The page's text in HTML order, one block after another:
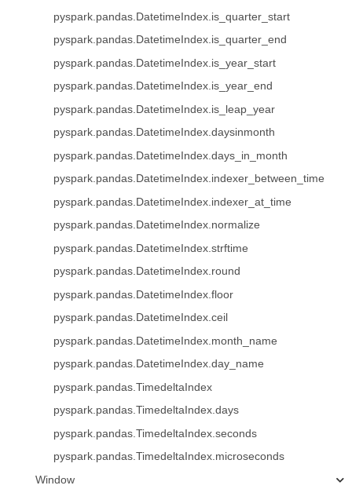
pyspark.pandas.DatetimeIndex.is_quarter_start
pyspark.pandas.DatetimeIndex.is_quarter_end
pyspark.pandas.DatetimeIndex.is_year_start
pyspark.pandas.DatetimeIndex.is_year_end
pyspark.pandas.DatetimeIndex.is_leap_year
pyspark.pandas.DatetimeIndex.daysinmonth
pyspark.pandas.DatetimeIndex.days_in_month
pyspark.pandas.DatetimeIndex.indexer_between_time
pyspark.pandas.DatetimeIndex.indexer_at_time
pyspark.pandas.DatetimeIndex.normalize
pyspark.pandas.DatetimeIndex.strftime
pyspark.pandas.DatetimeIndex.round
pyspark.pandas.DatetimeIndex.floor
pyspark.pandas.DatetimeIndex.ceil
pyspark.pandas.DatetimeIndex.month_name
pyspark.pandas.DatetimeIndex.day_name
pyspark.pandas.TimedeltaIndex
pyspark.pandas.TimedeltaIndex.days
pyspark.pandas.TimedeltaIndex.seconds
pyspark.pandas.TimedeltaIndex.microseconds
Window